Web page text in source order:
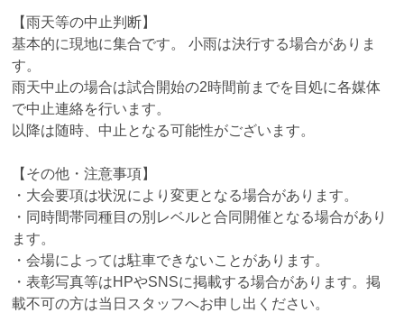
【雨天等の中止判断】
基本的に現地に集合です。 小雨は決行する場合がありま
す。
雨天中止の場合は試合開始の2時間前までを目処に各媒体
で中止連絡を行います。
以降は随時、中止となる可能性がございます。
【その他・注意事項】
・大会要項は状況により変更となる場合があります。
・同時間帯同種目の別レベルと合同開催となる場合があり
ます。
・会場によっては駐車できないことがあります。
・表彰写真等はHPやSNSに掲載する場合があります。掲
載不可の方は当日スタッフへお申し出ください。